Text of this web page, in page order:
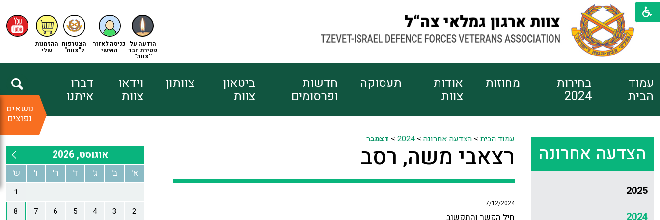
ההזמנות
שלי
הצטרפות
ל"צוות"
כניסה לאזור
האישי
הודעה על
פטירת חבר
''צוות''
עמוד
הבית
בחירות
2024
מחוזות אודות
צוות
תעסוקה חדשות
ופרסומים
ביטאון
צוות
צוותון וידאו
צוות
דברו
איתנו
נושאים
נפוצים
הצדעה אחרונה
2025
2024
עמוד הבית>הצדעה אחרונה >
2024
> דצמבר
רצאבי משה, רסב
7/12/2024
חיל הקשר והתקשוב